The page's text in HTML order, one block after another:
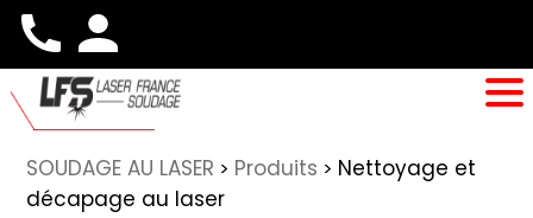
SOUDAGE AU LASER > Produits > Nettoyage et
décapage au laser